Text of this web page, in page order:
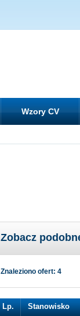
Wzory CV
Zobacz
Znaleziono ofert: 4
Lp. Stanowisko